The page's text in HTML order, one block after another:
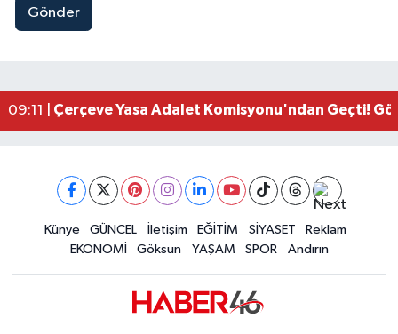
Gönder
17:19 |Kahramanmaraşlı İşçi Adana'daki Tünel
09:11 | Çerçeve Yasa Adalet Komisyonu'ndan Geçti!
09:04 |Kahramanmaraş'taki Okul Saldırısı TBMM
Kahramanmaraş'ta Pusula Maraş Eğitim
Kahramanmaraş'ta Tarım İçin Su Seferberliği
20:02 |Kahramanmaraş'ta 5 Kilometrelik Yolda Sıcak
Künye GÜNCEL İletişim EĞİTİM SİYASET
Reklam
EKONOMİ
Göksun YAŞAM SPOR Andırın